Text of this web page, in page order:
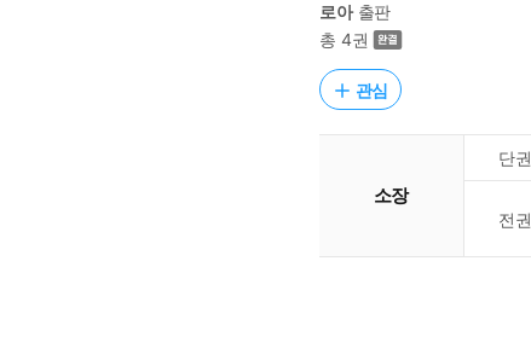
로아출판
총 4권
관심
소장
단권
전권